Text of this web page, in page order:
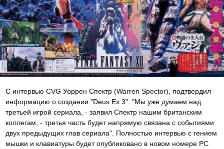
С интервью CVG Уоррен Спектр (Warren Spector), подтвердил
информацию о создании "Deus Ex 3". "Мы уже думаем над
третьей игрой сериала, - заявил Спектр нашим британским
коллегам, - третья часть будет напрямую связана с событиями
двух предыдущих глав сериала". Полностью интервью с гением
мышки и клавиатуры будет опубликовано в новом номере PC